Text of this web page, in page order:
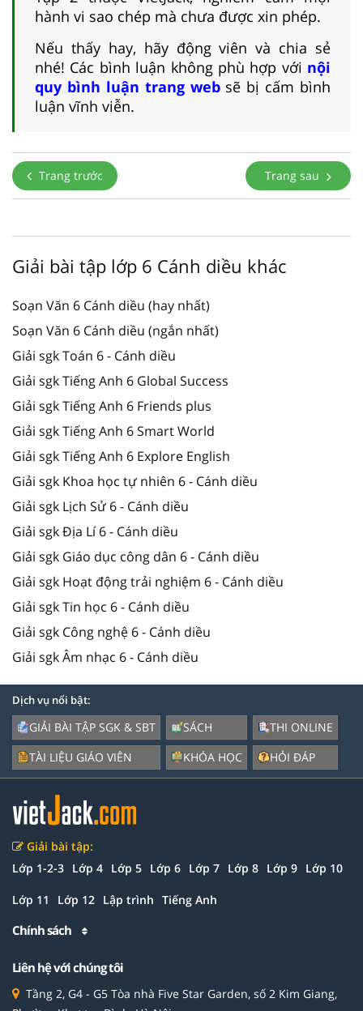
hành vi sao chép mà chưa được xin phép.
Nếu thấy hay, hãy động viên và chia sẻ
nhé! Các bình luận không phù hợp với nội
quy bình luận trang websẽ bị cấm bình
luận vĩnh viễn.
Trang trước Trang sau
Giải bài tập lớp 6 Cánh diều khác
Soạn Văn 6 Cánh diều (hay nhất)
Soạn Văn 6 Cánh diều (ngắn nhất)
Giải sgk Toán 6 - Cánh diều
Giải sgk Tiếng Anh 6 Global Success
Giải sgk Tiếng Anh 6 Friends plus
Giải sgk Tiếng Anh 6 Smart World
Giải sgk Tiếng Anh 6 Explore English
Giải sgk Khoa học tự nhiên 6 - Cánh diều
Giải sgk Lịch Sử 6 - Cánh diều
Giải sgk Địa Lí 6 - Cánh diều
Giải sgk Giáo dục công dân 6 - Cánh diều
Giải sgk Hoạt động trải nghiệm 6 - Cánh diều
Giải sgk Tin học 6 - Cánh diều
Giải sgk Công nghệ 6 - Cánh diều
Giải sgk Âm nhạc 6 - Cánh diều
Dịch vụ nổi bật:
GIẢI BÀI TẬP SGK & SBT
TÀI LIỆU GIÁO VIÊN
SÁCH
KHÓA HỌC
THI ONLINE
HỎI ĐÁP
Giải bài tập:
Lớp 1-2-3 Lớp 4 Lớp 5 Lớp 6 Lớp 7 Lớp 8 Lớp 9 Lớp 10
Lớp 11 Lớp 12 Lập trình Tiếng Anh
Chính sách
Liên hệ với chúng tôi
Tầng 2, G4 - G5 Tòa nhà Five Star Garden, số 2 Kim Giang,